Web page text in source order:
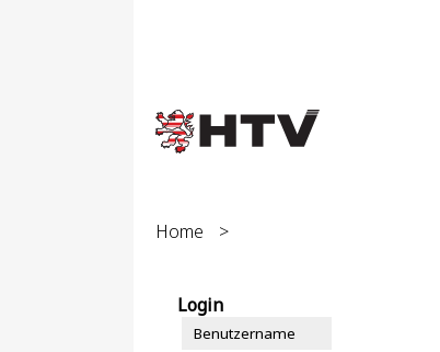
Home >
Login